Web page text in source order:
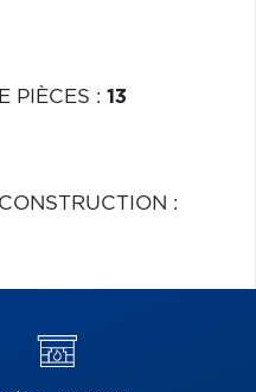
PIÈCES : 13
: